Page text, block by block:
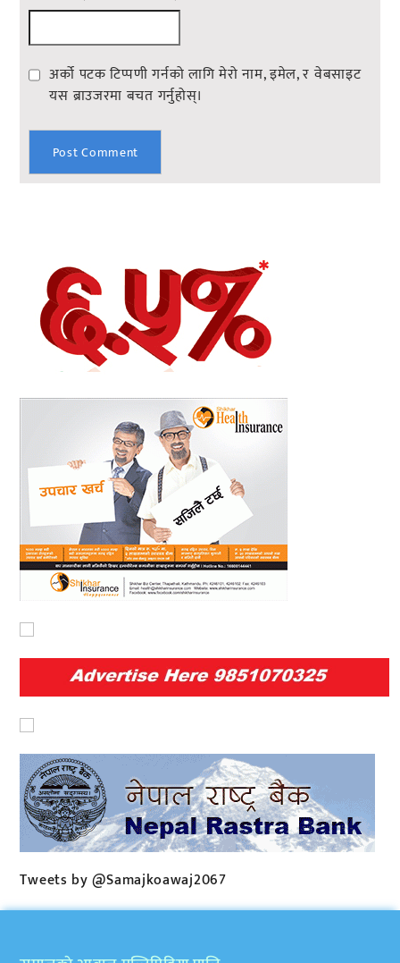
अर्को पटक टिप्पणी गर्नको लागि मेरो नाम, इमेल, र वेबसाइट
यस ब्राउजरमा बचत गर्नुहोस्।
Tweets by @Samajkoawaj2067